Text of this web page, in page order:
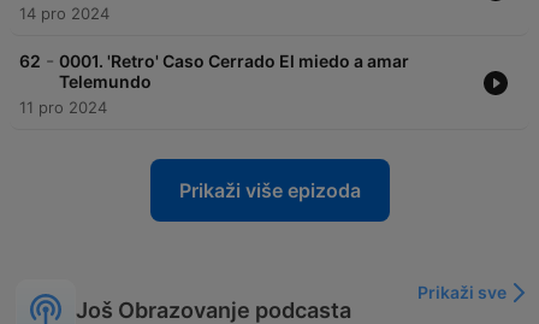
14 pro 2024
62 - 0001. 'Retro' Caso Cerrado El miedo a amar
Telemundo
11 pro 2024
Prikaži više epizoda
Još Obrazovanje podcasta
Prikaži sve